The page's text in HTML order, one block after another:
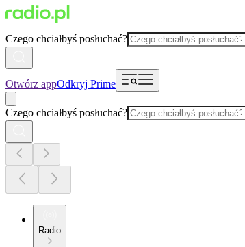
Czego chciałbyś posłuchać?
Otwórz appOdkryj Prime
Czego chciałbyś posłuchać?
Radio